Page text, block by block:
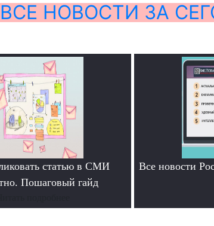
ВСЕ НОВОСТИ ЗА
статью в СМИ
Пошаговый гайд
Все новости